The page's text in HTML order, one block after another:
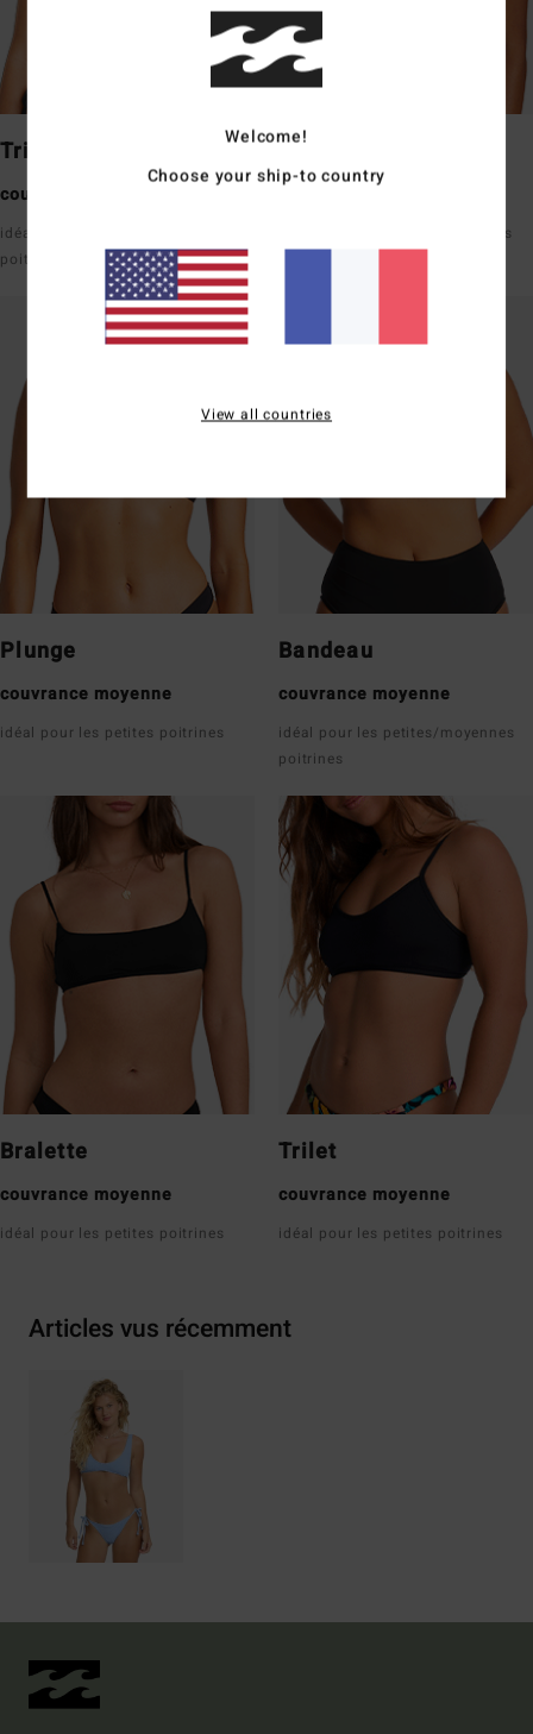
Triangle
couvrance moyenne
idéal pour les petites/moyennes
poitrines
Underwire
bon maintien avec des bretelles
Plunge
couvrance moyenne
idéal pour les petites poitrines
Bandeau
couvrance moyenne
idéal pour les petites/moyennes
poitrines
Bralette
couvrance moyenne
idéal pour les petites poitrines
Trilet
couvrance moyenne
idéal pour les petites poitrines
Articles vus récemment
Welcome!
Choose your ship-to country
View all countries